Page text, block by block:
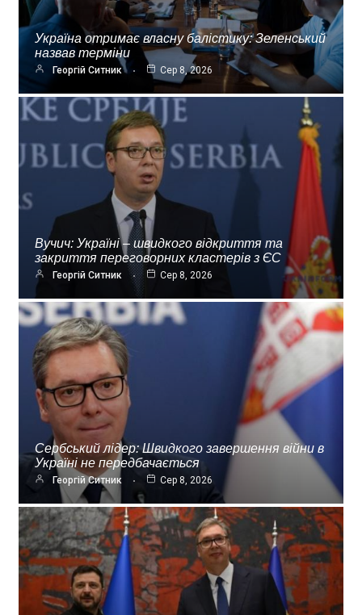
Україна отримає власну балістику: Зеленський
назвав терміни
Георгій Ситник Сер 8, 2026
Вучич: Україні – швидкого відкриття та
закриття переговорних кластерів з ЄС
Георгій Ситник Сер 8, 2026
Сербський лідер: Швидкого завершення війни в
Україні не передбачається
Георгій Ситник Сер 8, 2026